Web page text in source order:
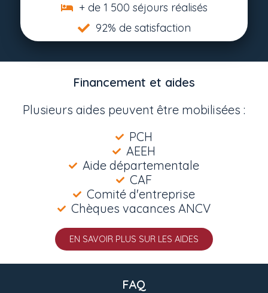
+ de 1 500 séjours réalisés
92% de satisfaction
Financement et aides
Plusieurs aides peuvent être mobilisées :
PCH
AEEH
Aide départementale
CAF
Comité d'entreprise
Chèques vacances ANCV
EN SAVOIR PLUS SUR LES AIDES
FAQ